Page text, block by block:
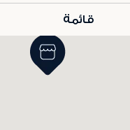
قائمة